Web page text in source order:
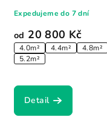
od 20 800 Kč
4.0m² 4.4m²
4.8m²
5.2m²
Expedujeme do 7 dní
Detail